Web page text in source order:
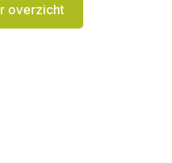
overzicht